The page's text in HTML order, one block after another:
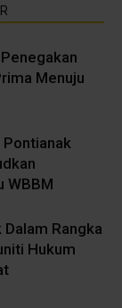
Menuju
WBBM
Rangka
Hukum